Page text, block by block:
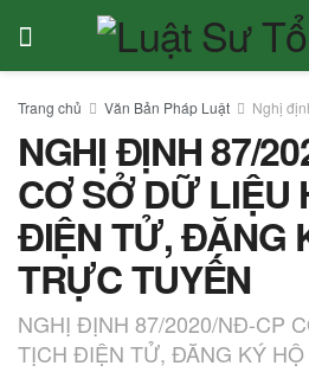
Trang chủ Văn Bản Pháp Luật Nghị
NGHỊ ĐỊNH 87/
CƠ SỞ DỮ LIỆU
ĐIỆN TỬ, ĐĂNG
TRỰC TUYẾN
NGHỊ ĐỊNH 87/2020/NĐ-CP
TỊCH ĐIỆN TỬ, ĐĂNG KÝ